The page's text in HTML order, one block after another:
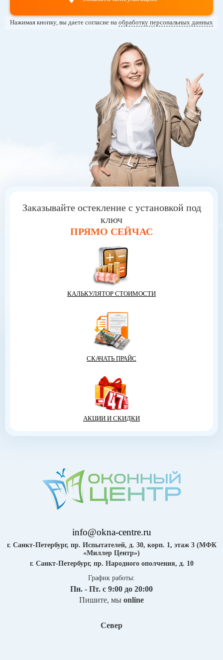
Нажимая кнопку, вы даете согласие на обработку персональных данных
Заказывайте остекление с установкой под
ключ
ПРЯМО СЕЙЧАС
КАЛЬКУЛЯТОР СТОИМОСТИ
СКАЧАТЬ ПРАЙС
АКЦИИ И СКИДКИ
info@okna-centre.ru
г. Санкт-Петербург, пр. Испытателей, д. 30, корп. 1, этаж 3 (МФК
«Миллер Центр»)
г. Санкт-Петербург, пр. Народного ополчения, д. 10
График работы:
Пн. - Пт. с 9:00 до 20:00
Пишите, мы online
Север